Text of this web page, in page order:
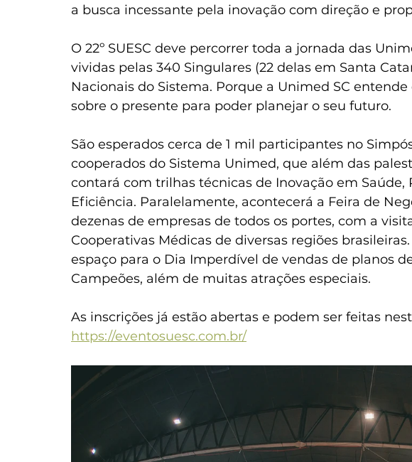
a busca incessante pela inovação com direção e
O 22º SUESC deve percorrer toda a jornada das
vividas pelas 340 Singulares (22 delas em Santa
Nacionais do Sistema. Porque a Unimed SC
sobre o presente para poder planejar o seu futuro.
São esperados cerca de 1 mil participantes no
cooperados do Sistema Unimed, que além das
contará com trilhas técnicas de Inovação em Saúde,
Eficiência. Paralelamente, acontecerá a Feira de
dezenas de empresas de todos os portes, com a
Cooperativas Médicas de diversas regiões
espaço para o Dia Imperdível de vendas de planos
Campeões, além de muitas atrações especiais.
As inscrições já estão abertas e podem ser feitas
https://eventosuesc.com.br/